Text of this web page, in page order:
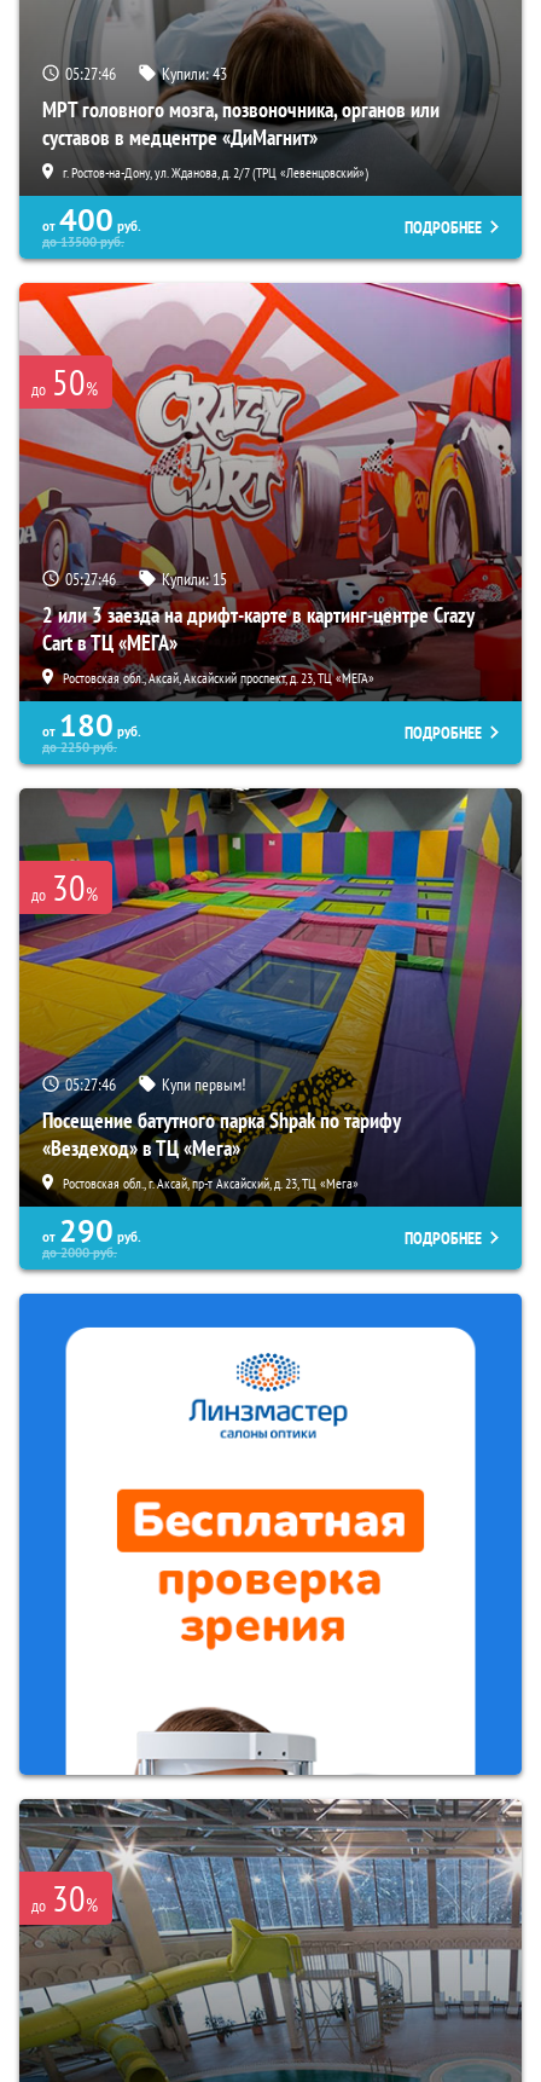
05:27:45 Купили:43
МРТ головного мозга, позвоночника, органов или
суставов в медцентре «ДиМагнит»
г. Ростов-на-Дону, ул. Жданова, д. 2/7 (ТРЦ «Левенцовский»)
от 400 руб.
до13500руб.
ПОДРОБНЕЕ
до 50%
05:27:45 Купили:15
2 или 3 заезда на дрифт-карте в картинг-центре Crazy
Cart в ТЦ «МЕГА»
Ростовская обл., Аксай, Аксайский проспект, д. 23, ТЦ «МЕГА»
от 180 руб.
до2250руб.
ПОДРОБНЕЕ
до 30%
05:27:45 Купи первым!
Посещение батутного парка Shpak по тарифу
«Вездеход» в ТЦ «Мега»
Ростовская обл., г. Аксай, пр-т Аксайский, д. 23, ТЦ «Мега»
от 290 руб.
до2000руб.
ПОДРОБНЕЕ
до 30%